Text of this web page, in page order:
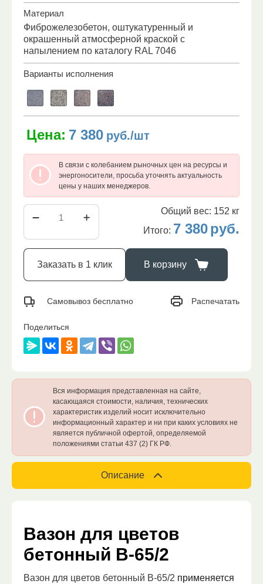
Материал
Фиброжелезобетон, оштукатуренный и
окрашенный атмосферной краской с
напылением по каталогу RAL 7046
Варианты исполнения
Цена: 7 380 руб./шт
В связи с колебанием рыночных цен на ресурсы и
энергоносители, просьба уточнять актуальность
цены у наших менеджеров.
Общий вес: 152 кг
Итого: 7 380руб.
Заказать в 1 клик В корзину
Самовывоз бесплатно Распечатать
Поделиться
Вся информация представленная на сайте,
касающаяся стоимости, наличия, технических
характеристик изделий носит исключительно
информационный характер и ни при каких условиях не
является публичной офертой, определяемой
положениями статьи 437 (2) ГК РФ.
Описание
Вазон для цветов
бетонный В-65/2
Вазон для цветов бетонный В-65/2 применяется